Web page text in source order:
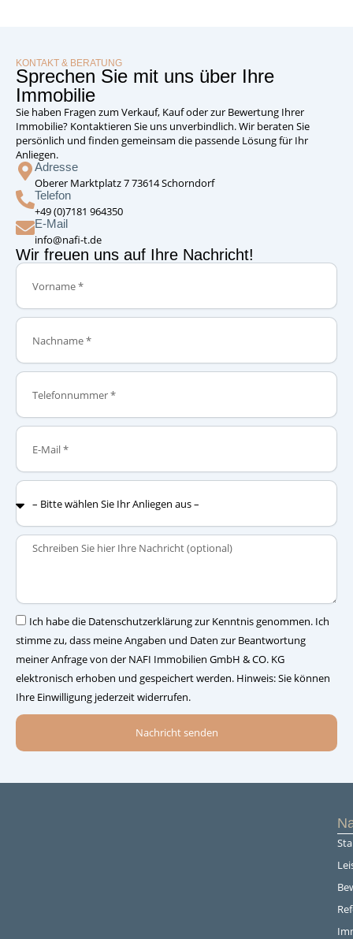
KONTAKT & BERATUNG
Sprechen Sie mit uns über Ihre
Immobilie
Sie haben Fragen zum Verkauf, Kauf oder zur Bewertung Ihrer
Immobilie? Kontaktieren Sie uns unverbindlich. Wir beraten Sie
persönlich und finden gemeinsam die passende Lösung für Ihr
Anliegen.
Adresse
Oberer Marktplatz 7 73614 Schorndorf
Telefon
+49 (0)7181 964350
E-Mail
info@nafi-t.de
Wir freuen uns auf Ihre Nachricht!
Vorname
Nachname
Telefonnummer
E-
Mail
–
Bitte
Sie
Ihr
Nachricht
Einwilligung
Ich habe die Datenschutzerklärung zur Kenntnis genommen. Ich
stimme zu, dass meine Angaben und Daten zur Beantwortung
meiner Anfrage von der NAFI Immobilien GmbH & CO. KG
elektronisch erhoben und gespeichert werden. Hinweis: Sie können
Ihre Einwilligung jederzeit widerrufen.
Nachricht senden